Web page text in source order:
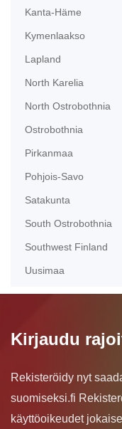
Kanta-Häme
Kymenlaakso
Lapland
North Karelia
North Ostrobothnia
Ostrobothnia
Pirkanmaa
Pohjois-Savo
Satakunta
South Ostrobothnia
Southwest Finland
Uusimaa
Kirjaudu
Rekisteröidy nyt
suomiseksi.fi
käyttöoikeudet